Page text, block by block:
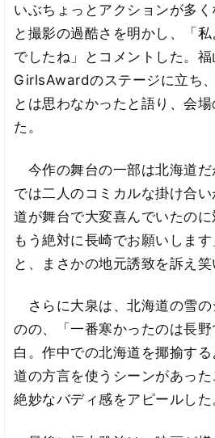
いぶちょっとアクションが多く
と撮影の過酷さを明かし、「
でしたね」とコメントした。
GirlsAwardのステージに立ち
とは思わなかったと語り、会
た。
今作の舞台の一部は北海道だ
では二人のコミカルな掛け合
道が舞台で大変喜んでいたの
もう絶対に長崎でお願いします
と、まさかの地元誘致を訴え笑
さらに大泉は、北海道の雪の
のの、「一番寒かったのは長
白。作中での北海道を揶揄す
道の方言を使うシーンがあっ
絶妙なバディ感をアピールした